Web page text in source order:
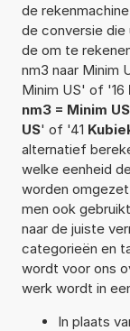
de
de conversie die
de om te
nm3 naar Minim
Minim US' of '16
nm3 = Minim US
US' of '41
alternatief
welke eenheid
worden
men ook
naar de juiste
categorieën en
wordt voor ons
werk wordt in
In plaats